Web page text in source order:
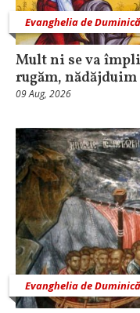
Evanghelia de Duminică
Mult ni se va
rugăm,
09 Aug, 2026
Evanghelia de Duminică